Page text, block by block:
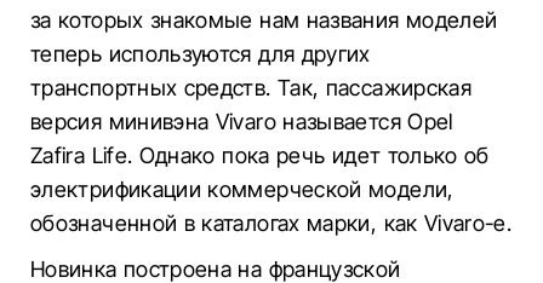
за которых знакомые нам названия моделей
теперь используются для других
транспортных средств. Так, пассажирская
версия минивэна Vivaro называется Opel
Zafira Life. Однако пока речь идет только об
электрификации коммерческой модели,
обозначенной в каталогах марки, как Vivaro-e.
Новинка построена на французской